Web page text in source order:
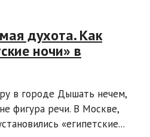
духота. Как
ночи» в
в городе Дышать нечем,
фигура речи. В Москве,
«египетские...